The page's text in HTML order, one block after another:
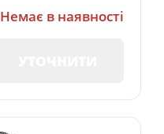
Немає в наявності